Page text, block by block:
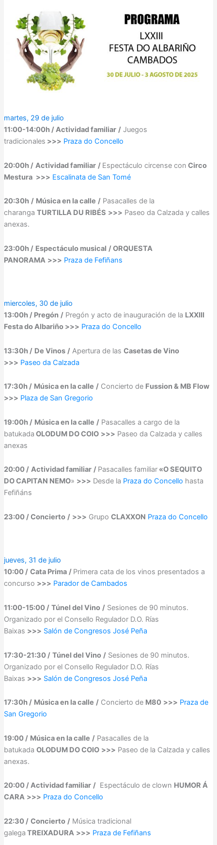
martes, 29 de julio
11:00-14:00h / Actividad familiar /Juegos
tradicionales >>> Praza do Concello
20:00h / Actividad familiar / Espectáculo circense con Circo
Mestura >>> Escalinata de San Tomé
20:30h / Música en la calle /Pasacalles de la
charanga TURTILLA DU RIBÉS >>> Paseo da Calzada y calles
anexas.
23:00h / Espectáculo musical / ORQUESTA
PANORAMA >>> Praza de Fefiñans
miercoles, 30 de julio
13:00h / Pregón /Pregón y acto de inauguración de la LXXIII
Festa do Albariño >>> Praza do Concello
13:30h / De Vinos /Apertura de las Casetas de Vino
>>> Paseo da Calzada
17:30h / Música en la calle /Concierto de Fussion & MB Flow
>>> Plaza de San Gregorio
19:00h / Música en la calle /Pasacalles a cargo de la
batukada OLODUM DO COIO >>> Paseo da Calzada y calles
anexas
20:00 / Actividad familiar / Pasacalles familiar«O SEQUITO
DO CAPITAN NEMO» >>> Desde la Praza do Concello hasta
Fefiñáns
23:00 / Concierto / >>> Grupo CLAXXON Praza do Concello
jueves, 31 de julio
10:00 / Cata Prima / Primera cata de los vinos presentados a
concurso >>> Parador de Cambados
11:00-15:00 / Túnel del Vino /Sesiones de 90 minutos.
Organizado por el Consello Regulador D.O. Rías
Baixas >>> Salón de Congresos José Peña
17:30-21:30 / Túnel del Vino /Sesiones de 90 minutos.
Organizado por el Consello Regulador D.O. Rías
Baixas >>> Salón de Congresos José Peña
17:30h / Música en la calle /Concierto de M80 >>> Praza de
San Gregorio
19:00 / Música en la calle /Pasacalles de la
batukada OLODUM DO COIO >>> Paseo de la Calzada y calles
anexas.
20:00 / Actividad familiar /Espectáculo de clown HUMOR Á
CARA >>> Praza do Concello
22:30 / Concierto /Música tradicional
galega TREIXADURA >>> Praza de Fefiñans